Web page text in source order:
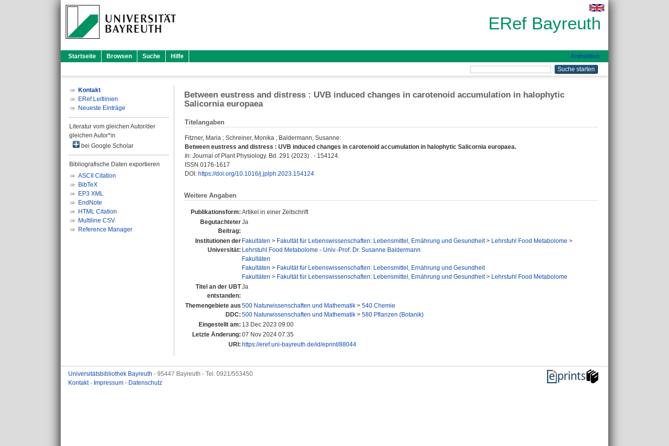
ERef Bayreuth
Startseite Browsen Suche Hilfe Anmelden
Kontakt
ERef Leitlinien
Neueste Einträge
Literatur vom gleichen Autor/der
gleichen Autor*in
bei Google Scholar
Bibliografische Daten exportieren
ASCII Citation
BibTeX
EP3 XML
EndNote
HTML Citation
Multiline CSV
Reference Manager
Between eustress and distress : UVB induced changes in carotenoid accumulation in halophytic
Salicornia europaea
Titelangaben
Fitzner, Maria ; Schreiner, Monika ; Baldermann, Susanne:
Between eustress and distress : UVB induced changes in carotenoid accumulation in halophytic Salicornia europaea.
In: Journal of Plant Physiology. Bd. 291 (2023) . - 154124.
ISSN 0176-1617
DOI: https://doi.org/10.1016/j.jplph.2023.154124
Weitere Angaben
Publikationsform: Artikel in einer Zeitschrift
Begutachteter
Beitrag:
Ja
Institutionen der
Universität:
Fakultäten > Fakultät für Lebenswissenschaften: Lebensmittel, Ernährung und Gesundheit> Lehrstuhl Food Metabolome >
Lehrstuhl Food Metabolome - Univ.-Prof. Dr. Susanne Baldermann
Fakultäten
Fakultäten > Fakultät für Lebenswissenschaften: Lebensmittel, Ernährung und Gesundheit
Fakultäten > Fakultät für Lebenswissenschaften: Lebensmittel, Ernährung und Gesundheit> Lehrstuhl Food Metabolome
Titel an der UBT
entstanden:
Ja
Themengebiete aus
DDC:
500 Naturwissenschaften und Mathematik > 540 Chemie
500 Naturwissenschaften und Mathematik > 580 Pflanzen (Botanik)
Eingestellt am: 13 Dec 2023 09:00
Letzte Änderung: 07 Nov 2024 07:35
URI: https://eref.uni-bayreuth.de/id/eprint/88044
Universitätsbibliothek Bayreuth - 95447 Bayreuth - Tel. 0921/553450
Kontakt- Impressum - Datenschutz